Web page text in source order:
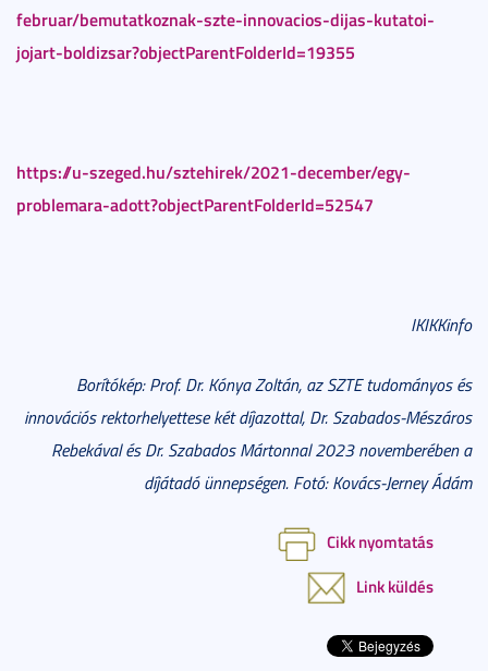
februar/bemutatkoznak-szte-innovacios-dijas-kutatoi-
jojart-boldizsar?objectParentFolderId=19355
https://u-szeged.hu/sztehirek/2021-december/egy-
problemara-adott?objectParentFolderId=52547
IKIKKinfo
Borítókép: Prof. Dr. Kónya Zoltán, az SZTE tudományos és
innovációs rektorhelyettese két díjazottal, Dr. Szabados-Mészáros
Rebekával és Dr. Szabados Mártonnal 2023 novemberében a
díjátadó ünnepségen. Fotó: Kovács-Jerney Ádám
Cikk nyomtatás
Link küldés